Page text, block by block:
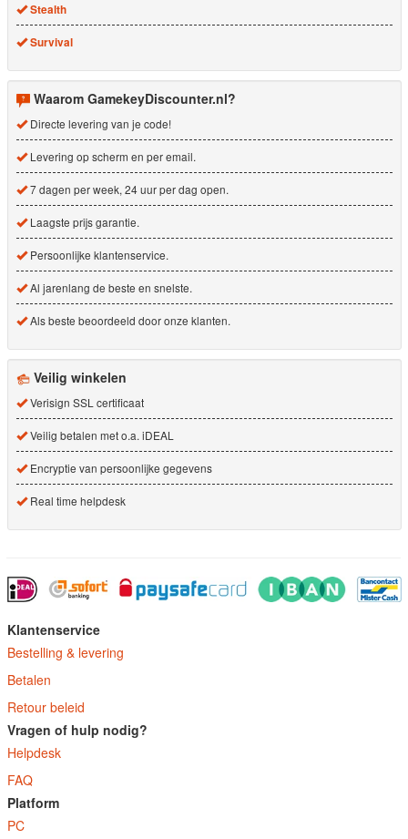
Stealth
Survival
Waarom GamekeyDiscounter.nl?
Directe levering van je code!
Levering op scherm en per email.
7 dagen per week, 24 uur per dag open.
Laagste prijs garantie.
Persoonlijke klantenservice.
Al jarenlang de beste en snelste.
Als beste beoordeeld door onze klanten.
Veilig winkelen
Verisign SSL certificaat
Veilig betalen met o.a. iDEAL
Encryptie van persoonlijke gegevens
Real time helpdesk
Klantenservice
Bestelling & levering
Betalen
Retour beleid
Vragen of hulp nodig?
Helpdesk
FAQ
Platform
PC